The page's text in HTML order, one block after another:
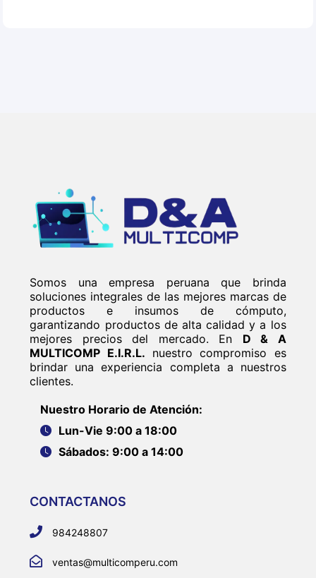
Somos una empresa peruana que brinda
soluciones integrales de las mejores marcas de
productos e insumos de cómputo,
garantizando productos de alta calidad y a los
mejores precios del mercado. En D & A
MULTICOMP E.I.R.L. nuestro compromiso es
brindar una experiencia completa a nuestros
clientes.
Nuestro Horario de Atención:
Lun-Vie 9:00 a 18:00
Sábados: 9:00 a 14:00
CONTACTANOS
984248807
ventas@multicomperu.com